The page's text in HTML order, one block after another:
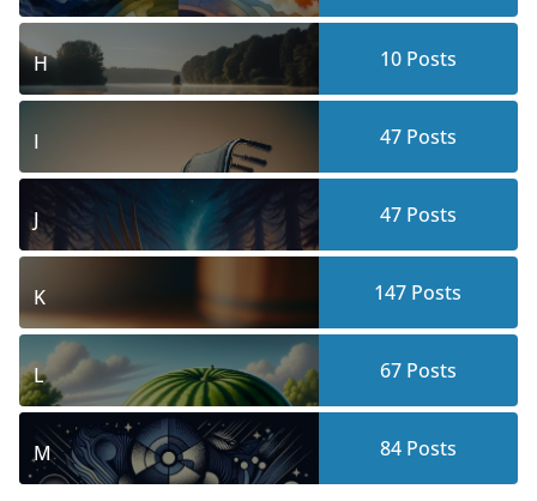
H 10Posts
I 47Posts
J 47Posts
K 147 Posts
L 67Posts
M 84Posts